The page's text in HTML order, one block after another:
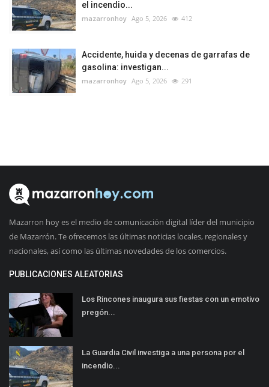
el incendio...
mazarronhoy Ago 5, 2026 412
Accidente, huida y decenas de garrafas de
gasolina: investigan...
mazarronhoy Ago 5, 2026 291
Mazarron hoy es el medio de comunicación digital líder del municipio
de Mazarrón. Te ofrecemos las últimas noticias locales, regionales y
nacionales, así como las últimas novedades de los comercios.
PUBLICACIONES ALEATORIAS
Los Rincones inaugura sus fiestas con un emotivo
pregón...
La Guardia Civil investiga a una persona por el
incendio...